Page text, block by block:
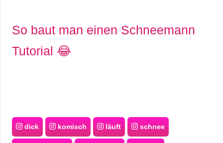
So baut man einen Schneemann
Tutorial 😂
dick komisch läuft schnee